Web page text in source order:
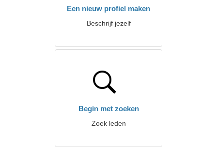
Een nieuw profiel maken
Beschrijf jezelf
Begin met zoeken
Zoek leden